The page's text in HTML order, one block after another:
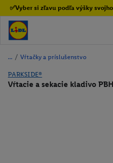
✅Vyber si zľavu podľa výšky
/ Vŕtačky a príslušenstvo
PARKSIDE®
Vŕtacie a sekacie kladivo